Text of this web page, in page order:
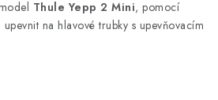
Thule Yepp 2 Mini, pomocí
na hlavové trubky s upevňovacím